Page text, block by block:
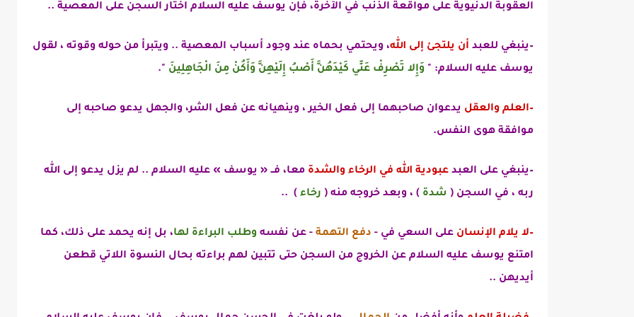
العقوبة الدنيوية على مواقعة الذنب في الآخرة، فإن يوسف عليه السلام اختار السجن على المعصية ..
–ينبغي للعبد أن يلتجئ إلى الله، ويحتمي بحماه عند وجود أسباب المعصية .. ويتبرأ من حوله وقوته ، لقول
يوسف عليه السلام: " وَإِلا تَصْرِفْ عَنِّي كَيْدَهُنَّ أَصْبُ إِلَيْهِنَّ وَأَكُنْ مِنَ الْجَاهِلِينَ ".
–العلم والعقل يدعوان صاحبهما إلى فعل الخير ، وينهيانه عن فعل الشر، والجهل يدعو صاحبه إلى
موافقة هوى النفس.
–ينبغي على العبد عبودية الله في الرخاء والشدة معا، فــ « يوسف » عليه السلام .. لم يزل يدعو إلى الله
ربه ، في السجن ( شدة ) ، وبعد خروجه منه ( رخاء ) ..
–لا يلام الإنسان على السعي في - دفع التهمة - عن نفسه وطلب البراءة لها، بل إنه يحمد على ذلك، كما
امتنع يوسف عليه السلام عن الخروج من السجن حتى تتبين لهم براءته بحال النسوة اللاتي قطعن
أيديهن ..